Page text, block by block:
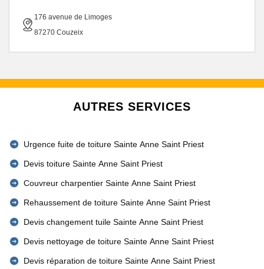
176 avenue de Limoges
87270 Couzeix
AUTRES SERVICES
Urgence fuite de toiture Sainte Anne Saint Priest
Devis toiture Sainte Anne Saint Priest
Couvreur charpentier Sainte Anne Saint Priest
Rehaussement de toiture Sainte Anne Saint Priest
Devis changement tuile Sainte Anne Saint Priest
Devis nettoyage de toiture Sainte Anne Saint Priest
Devis réparation de toiture Sainte Anne Saint Priest